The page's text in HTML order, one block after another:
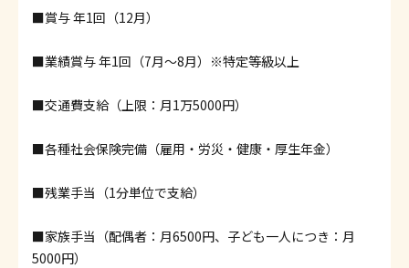
■賞与 年1回（12月）
■業績賞与 年1回（7月～8月）※特定等級以上
■交通費支給（上限：月1万5000円）
■各種社会保険完備（雇用・労災・健康・厚生年金）
■残業手当（1分単位で支給）
■家族手当（配偶者：月6500円、子ども一人につき：月
5000円）